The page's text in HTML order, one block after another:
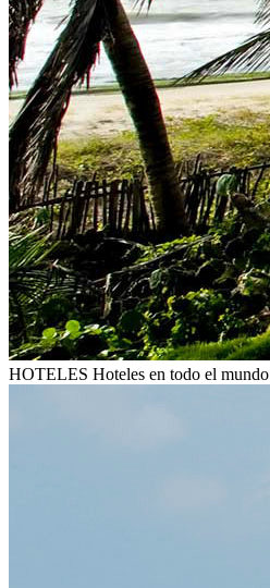
HOTELES Hoteles en todo el mundo